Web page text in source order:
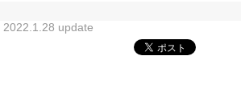
2022.1.28 update